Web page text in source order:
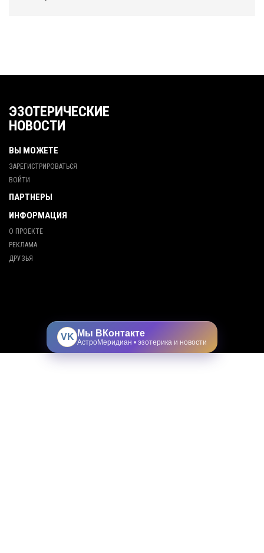
ЭЗОТЕРИЧЕСКИЕ
НОВОСТИ
ВЫ МОЖЕТЕ
ЗАРЕГИСТРИРОВАТЬСЯ
ВОЙТИ
ПАРТНЕРЫ
ИНФОРМАЦИЯ
О ПРОЕКТЕ
РЕКЛАМА
ДРУЗЬЯ
VK Мы ВКонтакте
АстроМеридиан • эзотерика и новости